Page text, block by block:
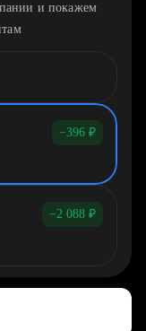
и покажем
−396 ₽
−2 088 ₽